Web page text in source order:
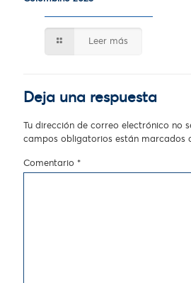
Leer más
Deja una respuesta
Tu dirección de correo electrónico no
campos obligatorios están marcados
Comentario *